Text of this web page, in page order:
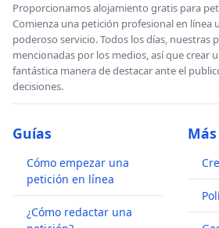
Proporcionamos alojamiento gratis para
Comienza una petición profesional en línea
poderoso servicio. Todos los días, nuestras
mencionadas por los medios, así que crear
fantástica manera de destacar ante el
decisiones.
Guías
Cómo empezar una
petición en línea
¿Cómo redactar una
Más